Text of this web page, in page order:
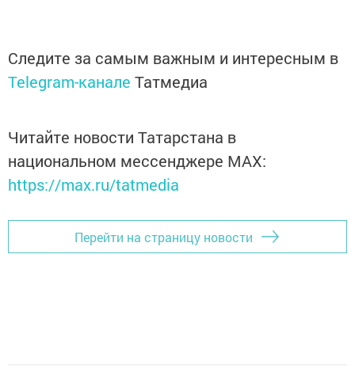
Следите за самым важным и интересным в
Telegram-канале Татмедиа
Читайте новости Татарстана в
национальном мессенджере MАХ:
https://max.ru/tatmedia
Перейти на страницу новости